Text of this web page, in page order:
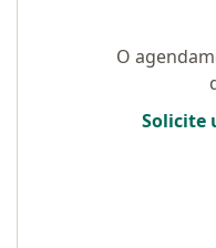
O
Solicite